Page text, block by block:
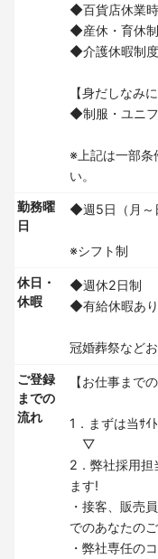
◆百貨店休業
◆産休・育休
◆介護休暇制度
【身だしなみ
◆制服・ユニ
※上記は一部条
い。
勤務曜
日
◆週5日（月～
※シフト制
休日・
休暇
◆週休2日制
◆有給休暇あり
冠婚葬祭など
ご登録
までの
流れ
【お仕事まで
1．まずは当ｻｲ
▽
2．弊社採用担
ます!
・接客、販売
でのあなたの
・弊社専任の